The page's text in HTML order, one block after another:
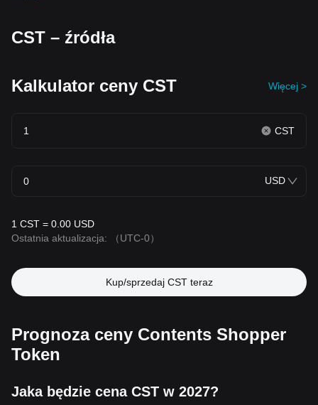
CST – źródła
Kalkulator ceny CST Więcej >
CST
USD
1 CST = 0.00 USD
Ostatnia aktualizacja:
（UTC-0）
Kup/sprzedaj CST teraz
Prognoza ceny Contents Shopper
Token
Jaka będzie cena CST w 2027?